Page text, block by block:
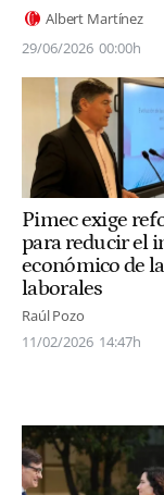
Albert Martínez
29/06/2026 00:00h
Pimec exige
para reducir el
económico de
laborales
Raúl Pozo
11/02/2026 14:47h